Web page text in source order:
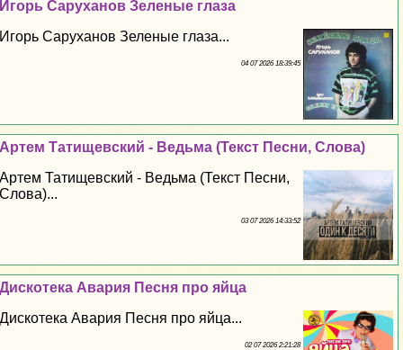
Игорь Саруханов Зеленые глаза
Игорь Саруханов Зеленые глаза...
04 07 2026 18:39:45
Артем Татищевский - Ведьма (Текст Песни, Слова)
Артем Татищевский - Ведьма (Текст Песни,
Слова)...
03 07 2026 14:33:52
Дискотека Авария Песня про яйца
Дискотека Авария Песня про яйца...
02 07 2026 2:21:28